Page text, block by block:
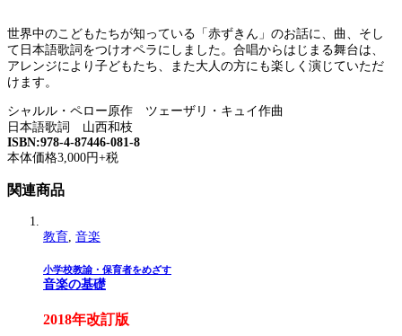
世界中のこどもたちが知っている「赤ずきん」のお話に、曲、そし
て日本語歌詞をつけオペラにしました。合唱からはじまる舞台は、
アレンジにより子どもたち、また大人の方にも楽しく演じていただ
けます。
シャルル・ペロー原作 ツェーザリ・キュイ作曲
日本語歌詞 山西和枝
ISBN:978-4-87446-081-8
本体価格3,000円+税
関連商品
教育, 音楽
小学校教諭・保育者をめざす
音楽の基礎
2018年改訂版